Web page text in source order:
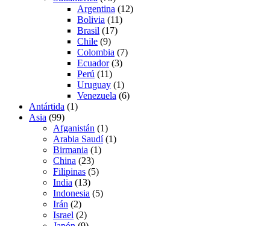
Argentina (12)
Bolivia (11)
Brasil (17)
Chile (9)
Colombia (7)
Ecuador(3)
Perú (11)
Uruguay (1)
Venezuela (6)
Antártida (1)
Asia (99)
Afganistán (1)
Arabia Saudí(1)
Birmania (1)
China (23)
Filipinas (5)
India (13)
Indonesia (5)
Irán (2)
Israel (2)